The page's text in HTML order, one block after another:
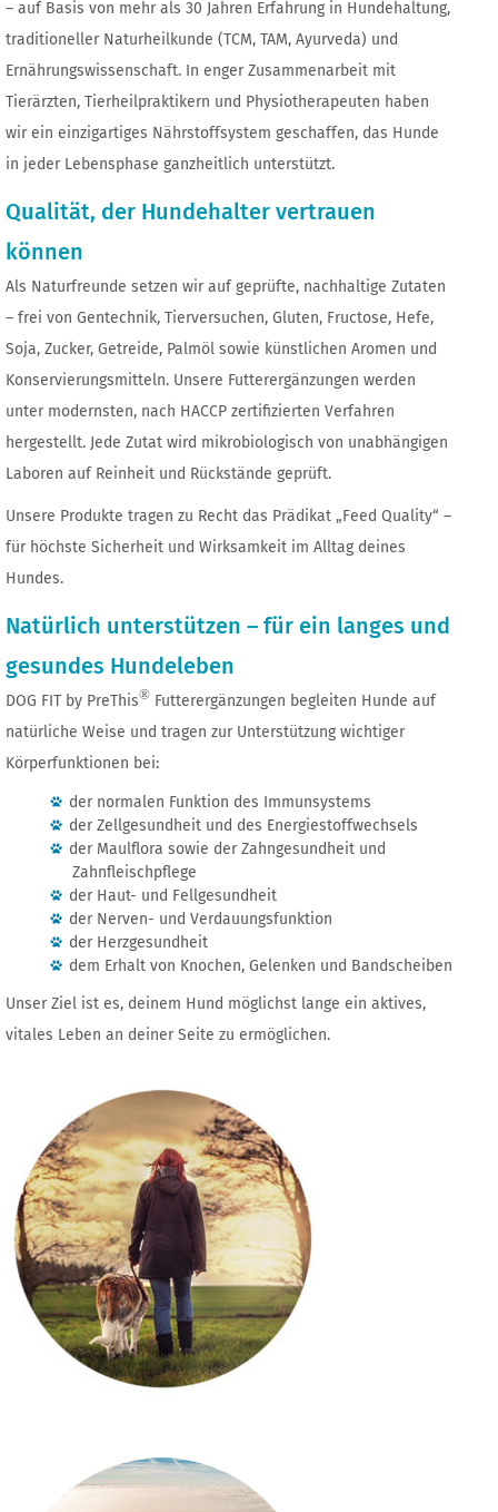
– auf Basis von mehr als 30 Jahren Erfahrung in Hundehaltung,
traditioneller Naturheilkunde (TCM, TAM, Ayurveda) und
Ernährungswissenschaft. In enger Zusammenarbeit mit
Tierärzten, Tierheilpraktikern und Physiotherapeuten haben
wir ein einzigartiges Nährstoffsystem geschaffen, das Hunde
in jeder Lebensphase ganzheitlich unterstützt.
Qualität, der Hundehalter vertrauen
können
Als Naturfreunde setzen wir auf geprüfte, nachhaltige Zutaten
– frei von Gentechnik, Tierversuchen, Gluten, Fructose, Hefe,
Soja, Zucker, Getreide, Palmöl sowie künstlichen Aromen und
Konservierungsmitteln. Unsere Futterergänzungen werden
unter modernsten, nach HACCP zertifizierten Verfahren
hergestellt. Jede Zutat wird mikrobiologisch von unabhängigen
Laboren auf Reinheit und Rückstände geprüft.
Unsere Produkte tragen zu Recht das Prädikat „Feed Quality“ –
für höchste Sicherheit und Wirksamkeit im Alltag deines
Hundes.
Natürlich unterstützen – für ein langes und
gesundes Hundeleben
DOG FIT by PreThis®Futterergänzungen begleiten Hunde auf
natürliche Weise und tragen zur Unterstützung wichtiger
Körperfunktionen bei:
der normalen Funktion des Immunsystems
der Zellgesundheit und des Energiestoffwechsels
der Maulflora sowie der Zahngesundheit und
Zahnfleischpflege
der Haut- und Fellgesundheit
der Nerven- und Verdauungsfunktion
der Herzgesundheit
dem Erhalt von Knochen, Gelenken und Bandscheiben
Unser Ziel ist es, deinem Hund möglichst lange ein aktives,
vitales Leben an deiner Seite zu ermöglichen.